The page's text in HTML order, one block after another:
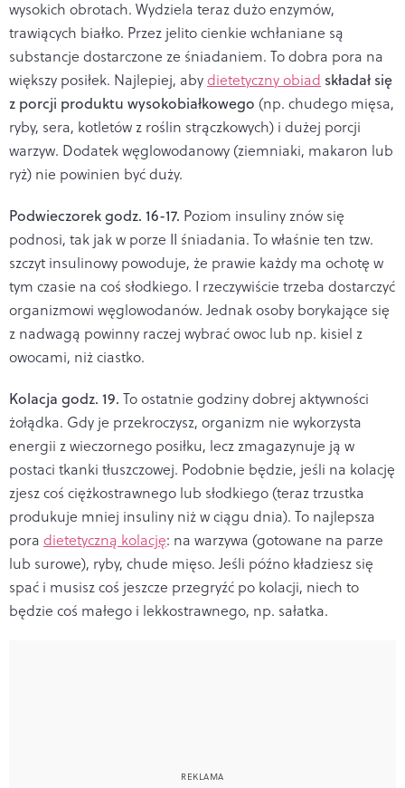
wysokich obrotach. Wydziela teraz dużo enzymów,
trawiących białko. Przez jelito cienkie wchłaniane są
substancje dostarczone ze śniadaniem. To dobra pora na
większy posiłek. Najlepiej, abydietetyczny obiad składał się
z porcji produktu wysokobiałkowego (np. chudego mięsa,
ryby, sera, kotletów z roślin strączkowych) i dużej porcji
warzyw. Dodatek węglowodanowy (ziemniaki, makaron lub
ryż) nie powinien być duży.
Podwieczorek godz. 16-17. Poziom insuliny znów się
podnosi, tak jak w porze II śniadania. To właśnie ten tzw.
szczyt insulinowy powoduje, że prawie każdy ma ochotę w
tym czasie na coś słodkiego. I rzeczywiście trzeba dostarczyć
organizmowi węglowodanów. Jednak osoby borykające się
z nadwagą powinny raczej wybrać owoc lub np. kisiel z
owocami, niż ciastko.
Kolacja godz. 19. To ostatnie godziny dobrej aktywności
żołądka. Gdy je przekroczysz, organizm nie wykorzysta
energii z wieczornego posiłku, lecz zmagazynuje ją w
postaci tkanki tłuszczowej. Podobnie będzie, jeśli na kolację
zjesz coś ciężkostrawnego lub słodkiego (teraz trzustka
produkuje mniej insuliny niż w ciągu dnia). To najlepsza
pora dietetyczną kolację: na warzywa (gotowane na parze
lub surowe), ryby, chude mięso. Jeśli późno kładziesz się
spać i musisz coś jeszcze przegryźć po kolacji, niech to
będzie coś małego i lekkostrawnego, np. sałatka.